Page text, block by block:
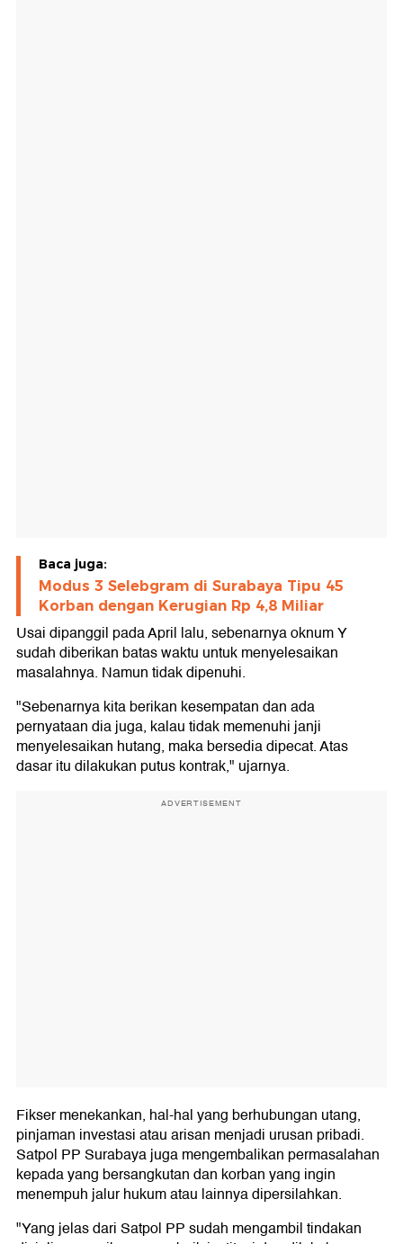
Baca juga:
Modus 3 Selebgram di Surabaya Tipu 45
Korban dengan Kerugian Rp 4,8 Miliar
Usai dipanggil pada April lalu, sebenarnya oknum Y
sudah diberikan batas waktu untuk menyelesaikan
masalahnya. Namun tidak dipenuhi.
"Sebenarnya kita berikan kesempatan dan ada
pernyataan dia juga, kalau tidak memenuhi janji
menyelesaikan hutang, maka bersedia dipecat. Atas
dasar itu dilakukan putus kontrak," ujarnya.
ADVERTISEMENT
Fikser menekankan, hal-hal yang berhubungan utang,
pinjaman investasi atau arisan menjadi urusan pribadi.
Satpol PP Surabaya juga mengembalikan permasalahan
kepada yang bersangkutan dan korban yang ingin
menempuh jalur hukum atau lainnya dipersilahkan.
"Yang jelas dari Satpol PP sudah mengambil tindakan